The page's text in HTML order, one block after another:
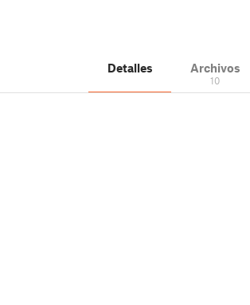
Detalles Archivos
10